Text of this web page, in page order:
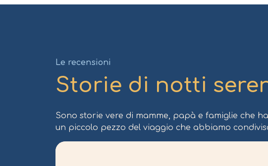
Le recensioni
Storie di notti
Sono storie vere di mamme, papà e famiglie che
un piccolo pezzo del viaggio che abbiamo